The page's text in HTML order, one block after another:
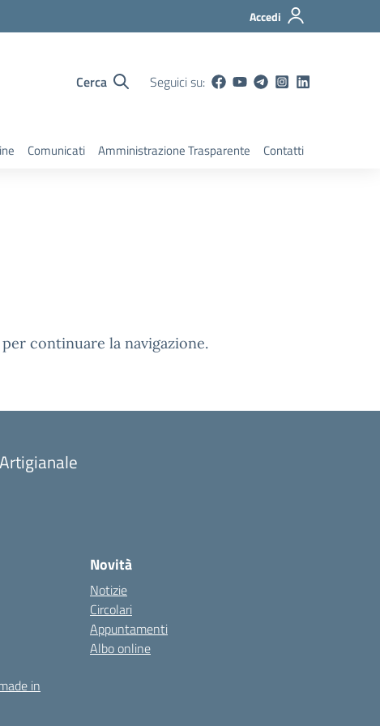
Accedi
Cerca Seguici su:
Comunicati Amministrazione Trasparente Contatti
continuare la navigazione.
in
Novità
Notizie
Circolari
Appuntamenti
Albo online